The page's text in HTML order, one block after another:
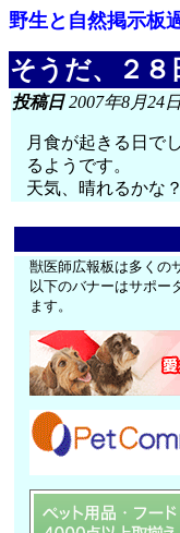
野生と自然掲示板
そうだ、２８
投稿日2007年8月24
月食が起きる日で
るようです。
天気、晴れるかな？
獣医師広報板は多くの
以下のバナーはサポー
ます。